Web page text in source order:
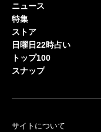
ニュース
特集
ストア
日曜日22時占い
トップ100
スナップ
サイトについて